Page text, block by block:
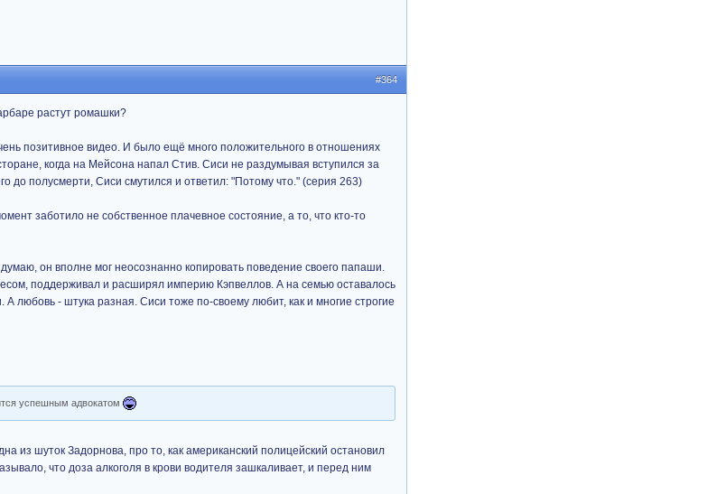
#364
растут ромашки?
позитивное видео. И было ещё много положительного в отношениях
когда на Мейсона напал Стив. Сиси не раздумывая вступился за
до полусмерти, Сиси смутился и ответил: "Потому что." (серия 263)
заботило не собственное плачевное состояние, а то, что кто-то
он вполне мог неосознанно копировать поведение своего папаши.
поддерживал и расширял империю Кэпвеллов. А на семью оставалось
любовь - штука разная. Сиси тоже по-своему любит, как и многие строгие
успешным адвокатом
из шуток Задорнова, про то, как американский полицейский остановил
что доза алкоголя в крови водителя зашкаливает, и перед ним